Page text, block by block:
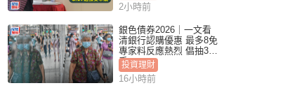
2小時前
銀色債券2026｜一文看
清銀行認購優惠 最多8免
專家料反應熱烈 倡抽30
手
投資理財
16小時前